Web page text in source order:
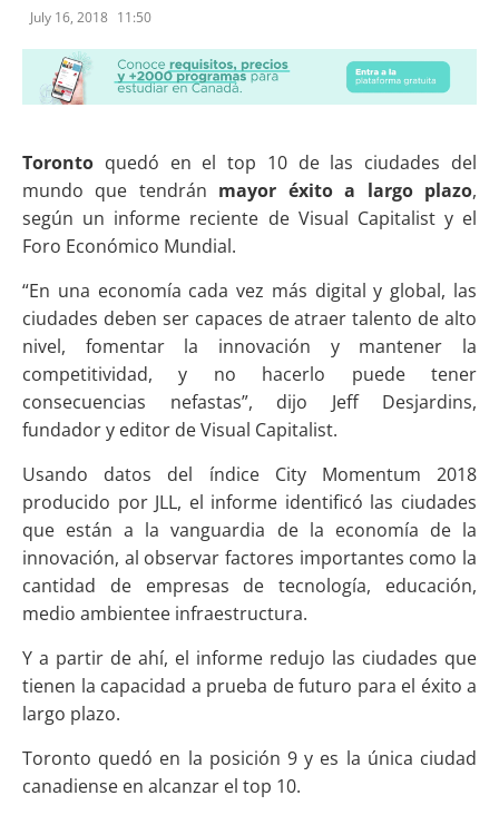
July 16, 2018 11:50
Toronto quedó en el top 10 de las ciudades del
mundo que tendrán mayor éxito a largo plazo,
según un informe reciente de Visual Capitalist y el
Foro Económico Mundial.
“En una economía cada vez más digital y global, las
ciudades deben ser capaces de atraer talento de alto
nivel, fomentar la innovación y mantener la
competitividad, y no hacerlo puede tener
consecuencias nefastas”, dijo Jeff Desjardins,
fundador y editor de Visual Capitalist.
Usando datos del índice City Momentum 2018
producido por JLL, el informe identificó las ciudades
que están a la vanguardia de la economía de la
innovación, al observar factores importantes como la
cantidad de empresas de tecnología, educación,
medio ambientee infraestructura.
Y a partir de ahí, el informe redujo las ciudades que
tienen la capacidad a prueba de futuro para el éxito a
largo plazo.
Toronto quedó en la posición 9 y es la única ciudad
canadiense en alcanzar el top 10.